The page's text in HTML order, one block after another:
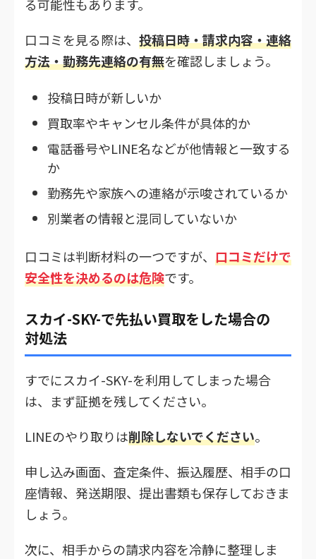
る可能性もあります。
口コミを見る際は、 投稿日時・請求内容・連絡
方法・勤務先連絡の有無を確認しましょう。
投稿日時が新しいか
買取率やキャンセル条件が具体的か
電話番号やLINE名などが他情報と一致する
か
勤務先や家族への連絡が示唆されているか
別業者の情報と混同していないか
口コミは判断材料の一つですが、 口コミだけで
安全性を決めるのは危険です。
スカイ-SKY-で先払い買取をした場合の
対処法
すでにスカイ-SKY-を利用してしまった場合
は、まず証拠を残してください。
LINEのやり取りは削除しないでください。
申し込み画面、査定条件、振込履歴、相手の口
座情報、発送期限、提出書類も保存しておきま
しょう。
次に、相手からの請求内容を冷静に整理しま